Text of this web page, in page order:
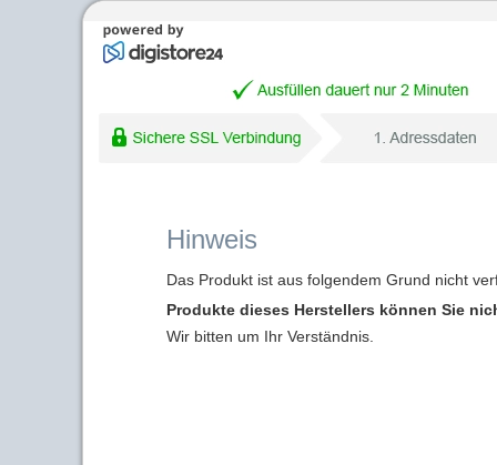
Hinweis
Das Produkt ist aus folgendem Grund nicht
Produkte dieses Herstellers können Sie
Wir bitten um Ihr Verständnis.